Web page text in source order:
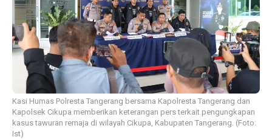
Kasi Humas Polresta Tangerang bersama Kapolresta Tangerang dan
Kapolsek Cikupa memberikan keterangan pers terkait pengungkapan
kasus tawuran remaja di wilayah Cikupa, Kabupaten Tangerang. (Foto:
Ist)